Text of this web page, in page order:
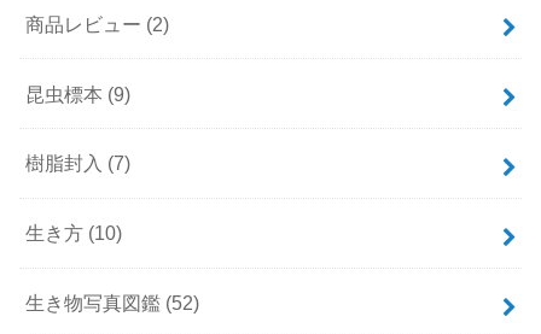
商品レビュー (2)
昆虫標本 (9)
樹脂封入 (7)
生き方 (10)
生き物写真図鑑 (52)